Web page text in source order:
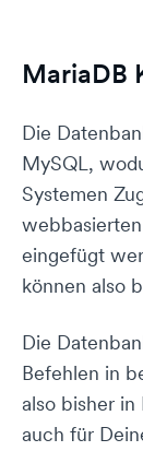
MariaDB
Die
MySQL,
Systemen
eingefügt
können also
Die
Befehlen in
also bisher in
auch für